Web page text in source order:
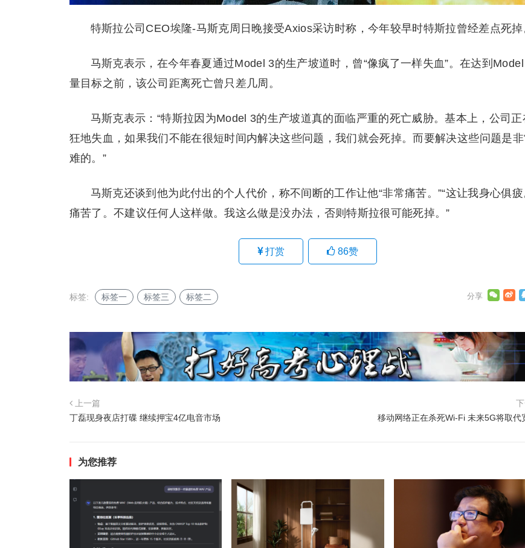
特斯拉公司CEO埃隆-马斯克周日晚接受Axios采访时称，今年较早时特斯拉曾经差点死掉
马斯克表示，在今年春夏通过Model 3的生产坡道时，曾“像疯了一样失血”。在达到
量目标之前，该公司距离死亡曾只差几周。
马斯克表示：“特斯拉因为Model 3的生产坡道真的面临严重的死亡威胁。基本上，公司正
狂地失血，如果我们不能在很短时间内解决这些问题，我们就会死掉。而要解决这些问题是非
难的。”
马斯克还谈到他为此付出的个人代价，称不间断的工作让他“非常痛苦。”“这让我身心俱疲
痛苦了。不建议任何人这样做。我这么做是没办法，否则特斯拉很可能死掉。”
打赏 86赞
标签: 标签一 标签三 标签二
上一篇
丁磊现身夜店打碟 继续押宝4亿电音市场
移动网络正在杀死Wi-Fi 未来5G将取代
为您推荐